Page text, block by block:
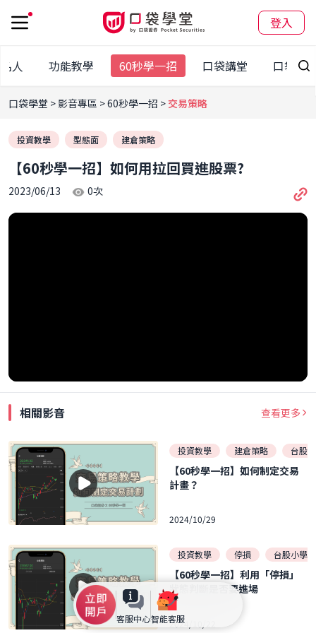
登入
客服中心智能客服
人 功能教學 60秒學一招 口袋講堂 口袋大
口袋學堂 影音專區 60秒學一招 交易策略
投資教學 型態面 建倉策略
【60秒學一招】如何用拉回買進股票?
2023/06/13 0次
相關影音 查看更多
投資教學 建倉策略 台股
【60秒學一招】如何制定交易
計畫？
2024/10/29
投資教學 停損 台股小學堂
【60秒學一招】利用「停損」
狀態判斷是否要進場
2024/10/22